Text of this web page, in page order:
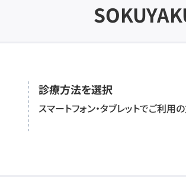
診療方法を選択
スマートフォン・タブレットでご利用